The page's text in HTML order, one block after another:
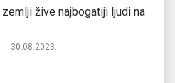
zemlji žive najbogatiji ljudi na
30.08.2023.